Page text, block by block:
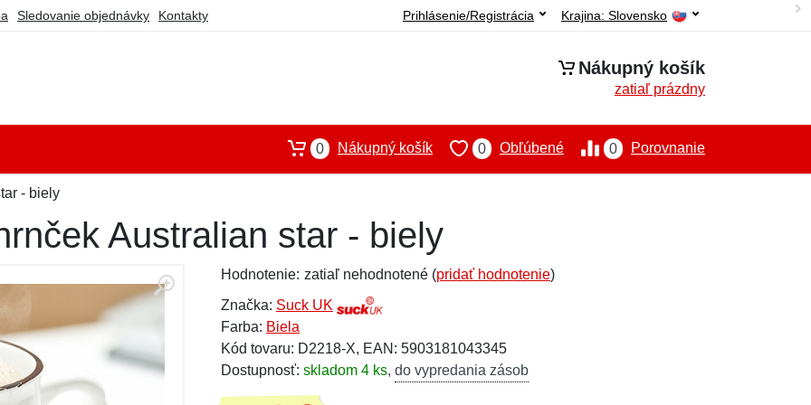
Sledovanie objednávky Kontakty Krajina: Slovensko
Prihlásenie/Registrácia
Nákupný košík
zatiaľ prázdny
0 Porovnanie
0 Obľúbené
0 Nákupný košík
- biely
Australian star - biely
Hodnotenie: zatiaľ nehodnotené (pridať hodnotenie)
Značka: Suck UK
Farba: Biela
Kód tovaru: D2218-X, EAN: 5903181043345
Dostupnosť: skladom 4 ks, do vypredania zásob